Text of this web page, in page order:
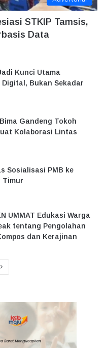
STKIP Tamsis,
Data
Kunci Utama
Digital, Bukan Sekadar
Gandeng Tokoh
Kolaborasi Lintas
Sosialisasi PMB ke
Timur
UMMAT Edukasi Warga
tentang Pengolahan
dan Kerajinan
Halaman